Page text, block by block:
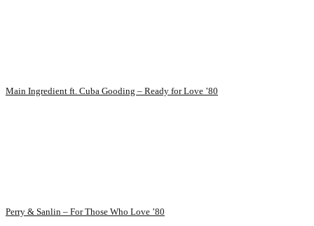
Main Ingredient ft. Cuba Gooding – Ready for Love ’80
Perry & Sanlin – For Those Who Love ’80